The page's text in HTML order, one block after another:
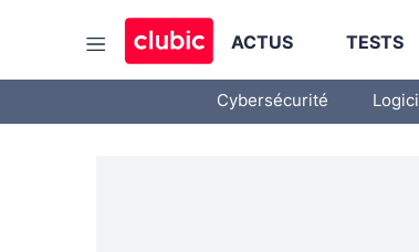
ACTUS TESTS
Cybersécurité